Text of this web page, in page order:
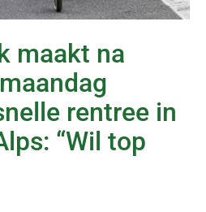
maakt na
rentree in
“Wil top